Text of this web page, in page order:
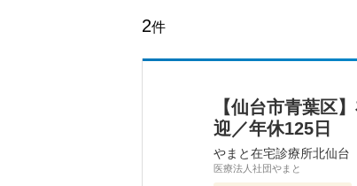
2件
【仙台市青葉区
迎／年休125日
やまと在宅診療所北仙台
医療法人社団やまと